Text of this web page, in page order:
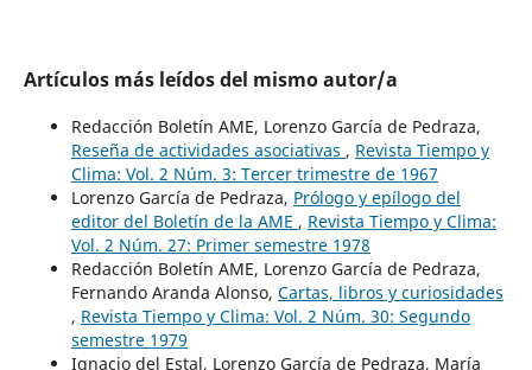
Artículos más leídos del mismo autor/a
Redacción Boletín AME, Lorenzo García de Pedraza,
Reseña de actividades asociativas , Revista Tiempo y
Clima: Vol. 2 Núm. 3: Tercer trimestre de 1967
Lorenzo García de Pedraza, Prólogo y epílogo del
editor del Boletín de la AME , Revista Tiempo y Clima:
Vol. 2 Núm. 27: Primer semestre 1978
Redacción Boletín AME, Lorenzo García de Pedraza,
Fernando Aranda Alonso, Cartas, libros y curiosidades
, Revista Tiempo y Clima: Vol. 2 Núm. 30: Segundo
semestre 1979
Ignacio del Estal, Lorenzo García de Pedraza, María